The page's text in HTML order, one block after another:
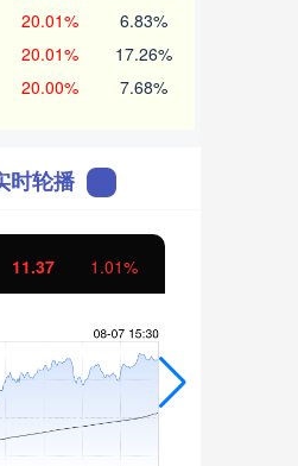
20.01% 6.83%
20.01% 17.26%
20.00% 7.68%
时轮播
11.37 1.01%